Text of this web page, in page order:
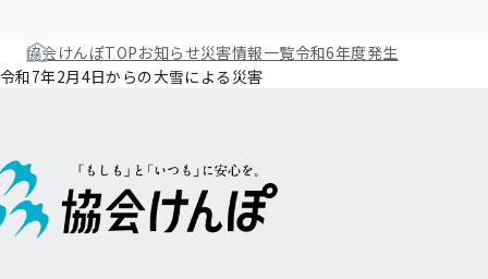
協会けんぽTOPお知らせ災害情報一覧令和6年度発生
令和7年2月4日からの大雪による災害